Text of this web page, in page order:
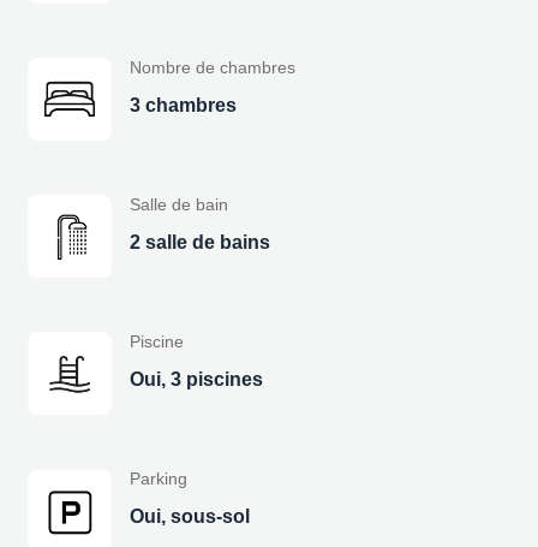
Nombre de chambres
3 chambres
Salle de bain
2 salle de bains
Piscine
Oui, 3 piscines
Parking
Oui, sous-sol